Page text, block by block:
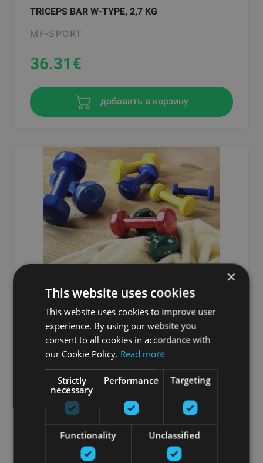
TRICEPS BAR W-TYPE, 2,7 KG
MF-SPORT
36.31€
добавить в корзину
MF-SPORT AEROBIC DUMBBELLS, DIFFERENT
WEIGHTS
От 22.46€
добавить в корзину
×
This website uses cookies
This website uses cookies to improve user
experience. By using our website you
consent to all cookies in accordance with
our Cookie Policy. Read more
Strictly
necessary
Performance Targeting
Functionality Unclassified